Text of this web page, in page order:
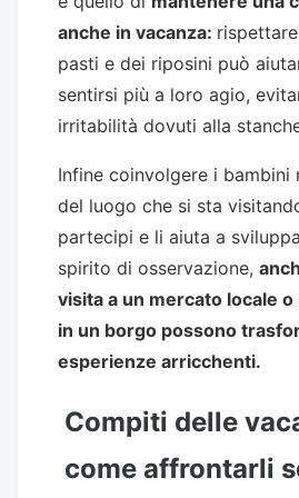
anche in vacanza:
pasti e dei riposini può
sentirsi più a loro agio,
irritabilità dovuti alla
Infine coinvolgere i bambini
del luogo che si sta
partecipi e li aiuta a
spirito di osservazione,
visita a un mercato locale
in un borgo possono
esperienze arricchenti.
Compiti delle
come affrontarli